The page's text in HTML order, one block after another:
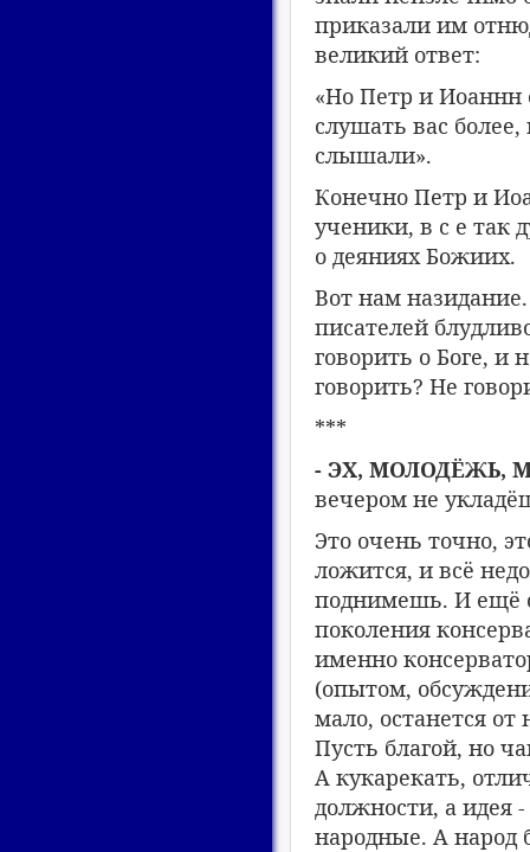
приказали им
великий ответ:
«Но Петр и Иоаннн
слушать вас
слышали».
Конечно Петр и
ученики, в с е так
о деяниях Божиих.
Вот нам
писателей
говорить о Боге, и
говорить? Не
***
- ЭХ, МОЛОДЁЖЬ,
вечером не
Это очень точно,
ложится, и всё
поднимешь. И ещё
поколения
именно
(опытом,
мало, останется
Пусть благой, но
А кукарекать,
должности, а идея
народные. А народ